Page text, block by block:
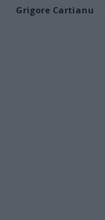
Grigore Cartianu